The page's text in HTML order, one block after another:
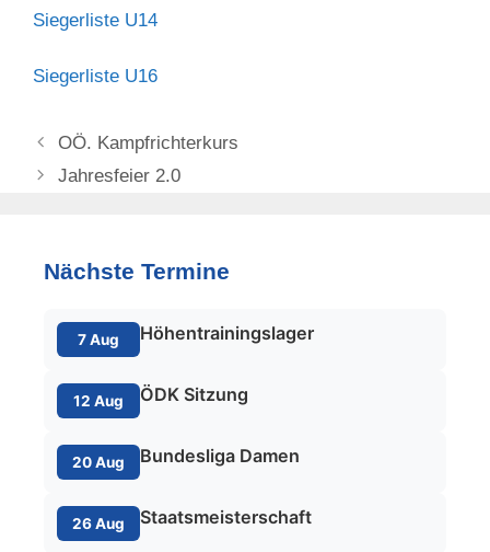
Siegerliste U14
Siegerliste U16
OÖ. Kampfrichterkurs
Jahresfeier 2.0
Nächste Termine
7 Aug Höhentrainingslager
12 Aug ÖDK Sitzung
20 Aug Bundesliga Damen
26 Aug Staatsmeisterschaft